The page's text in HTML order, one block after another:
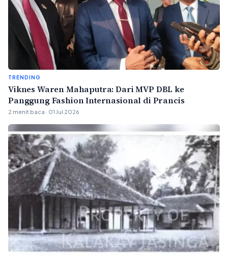
TRENDING
Viknes Waren Mahaputra: Dari MVP DBL ke
Panggung Fashion Internasional di Prancis
2 menit baca · 01 Jul 2026